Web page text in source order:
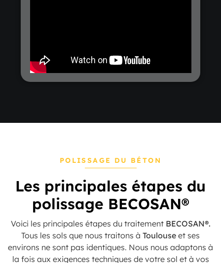
POLISSAGE DU BÉTON
Les principales étapes du
polissage BECOSAN®
Voici les principales étapes du traitement BECOSAN®.
Tous les sols que nous traitons à Toulouse et ses
environs ne sont pas identiques. Nous nous adaptons à
la fois aux exigences techniques de votre sol et à vos